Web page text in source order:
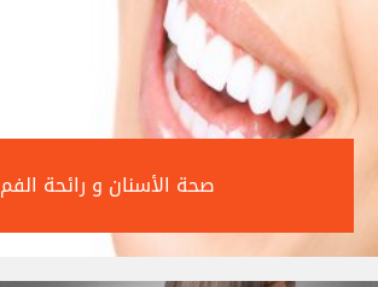
صحة الأسنان و رائحة الفم‎